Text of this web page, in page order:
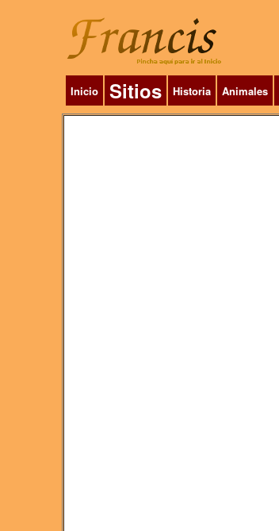
Inicio Sitios Historia Animales